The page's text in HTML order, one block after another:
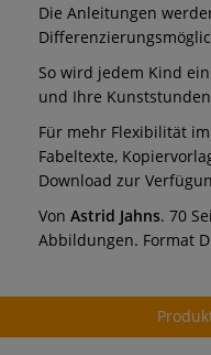
Die Anleitungen
So wird jedem Kind
und Ihre
Für mehr Flexibilität
Fabeltexte,
Download zur
Von Astrid Jahns. 70
Abbildungen. Format